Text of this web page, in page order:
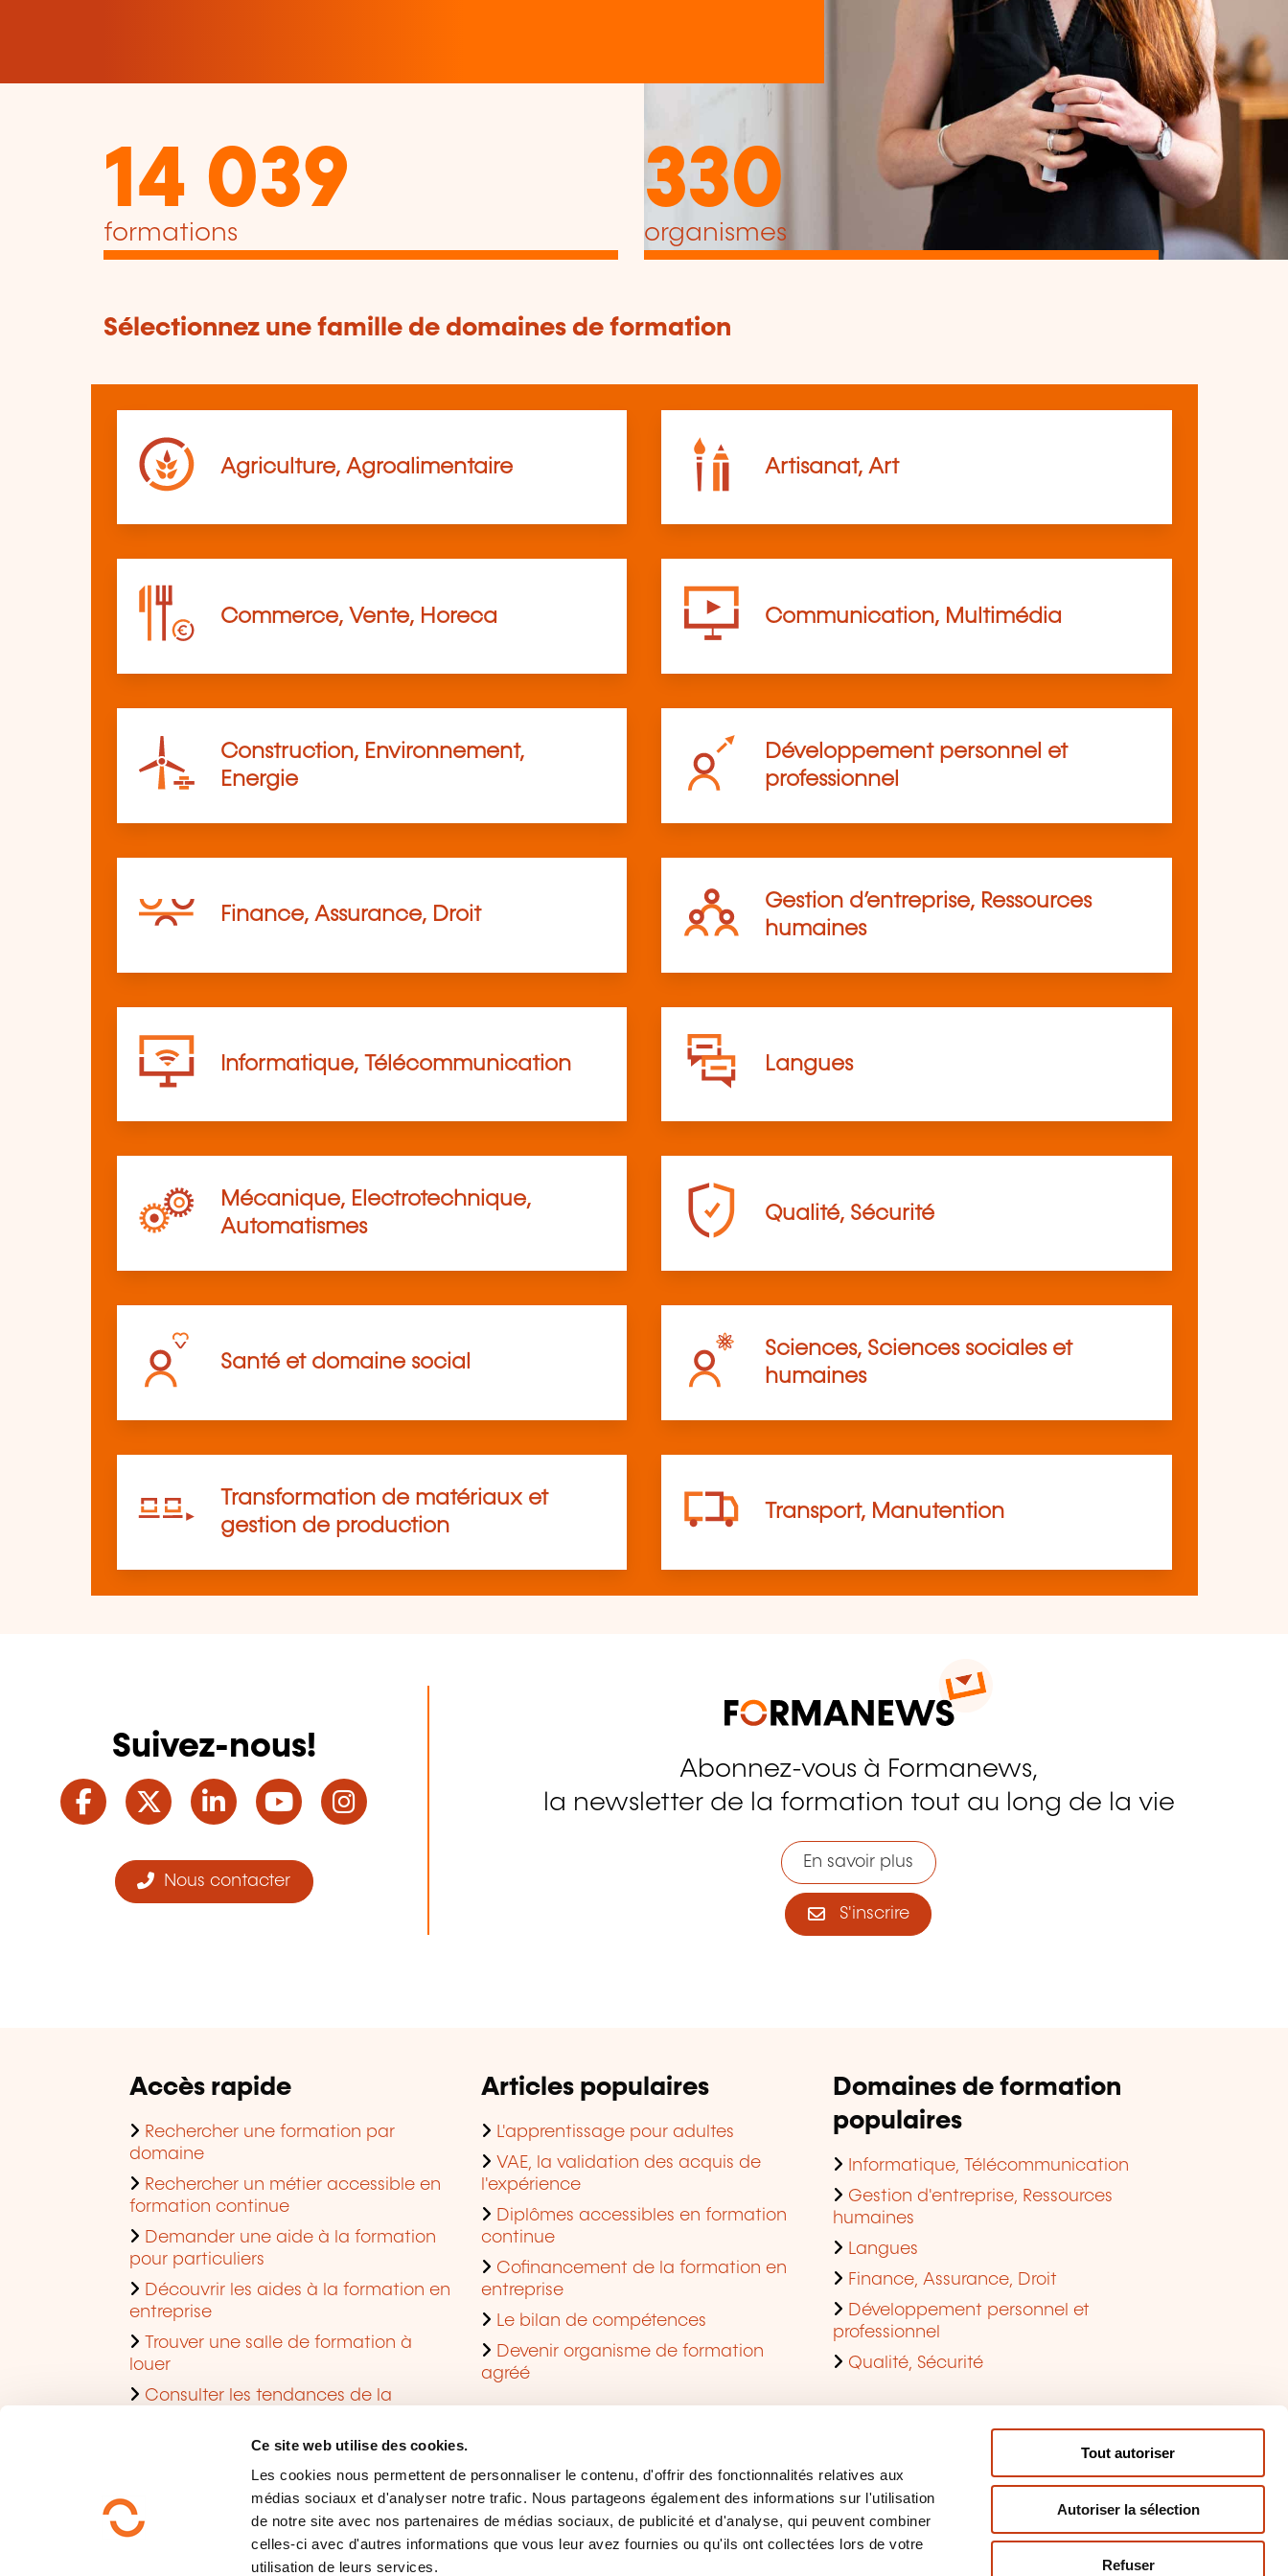
Ce site web utilise des cookies.
Les cookies nous permettent de personnaliser le contenu, d'offrir des fonctionnalités relatives aux
médias sociaux et d'analyser notre trafic. Nous partageons également des informations sur l'utilisation
de notre site avec nos partenaires de médias sociaux, de publicité et d'analyse, qui peuvent combiner
celles-ci avec d'autres informations que vous leur avez fournies ou qu'ils ont collectées lors de votre
utilisation de leurs services.
Tout autoriser
Autoriser la sélection
Refuser
14 039
formations
330
organismes
Sélectionnez une famille de domaines de formation
Agriculture, Agroalimentaire Artisanat, Art
Commerce, Vente, Horeca Communication, Multimédia
Construction, Environnement,
Energie
Développement personnel et
professionnel
Finance, Assurance, Droit
Gestion d’entreprise, Ressources
humaines
Informatique, Télécommunication Langues
Mécanique, Electrotechnique,
Automatismes
Qualité, Sécurité
Santé et domaine social
Sciences, Sciences sociales et
humaines
Transformation de matériaux et
gestion de production
Transport, Manutention
Suivez-nous!
Facebook
TwitterLinkedInYouTube
Nous contacter
Abonnez-vous à Formanews,
la newsletter de la formation tout au long de la vie
En savoir plus
S'inscrire
Accès rapide
Rechercher une formation par
domaine
Rechercher un métier accessible en
formation continue
Demander une aide à la formation
pour particuliers
Découvrir les aides à la formation en
entreprise
Trouver une salle de formation à
louer
Consulter les tendances de la
Articles populaires
L'apprentissage pour adultes
VAE, la validation des acquis de
l'expérience
Diplômes accessibles en formation
continue
Cofinancement de la formation en
entreprise
Le bilan de compétences
Devenir organisme de formation
agréé
Domaines de formation
populaires
Informatique, Télécommunication
Gestion d'entreprise, Ressources
humaines
Langues
Finance, Assurance, Droit
Développement personnel et
professionnel
Qualité, Sécurité